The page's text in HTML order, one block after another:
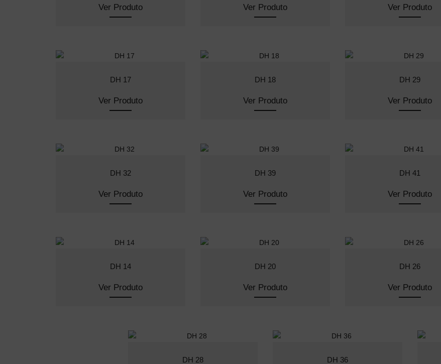
Ver Produto Ver Produto Ver Produto
DH 17
Ver Produto
DH 18
Ver Produto
DH 29
Ver Produto
DH 32
Ver Produto
DH 39
Ver Produto
DH 41
Ver Produto
DH 14
Ver Produto
DH 20
Ver Produto
DH 26
Ver Produto
DH 28 DH 36